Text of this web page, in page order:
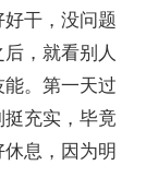
干，没问题
，就看别人
。第一天过
充实，毕竟
息，因为明